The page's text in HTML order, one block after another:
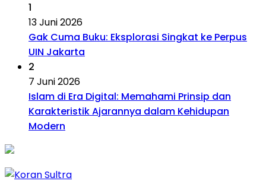
1
13 Juni 2026
Gak Cuma Buku: Eksplorasi Singkat ke Perpus
UIN Jakarta
2
7 Juni 2026
Islam di Era Digital: Memahami Prinsip dan
Karakteristik Ajarannya dalam Kehidupan
Modern